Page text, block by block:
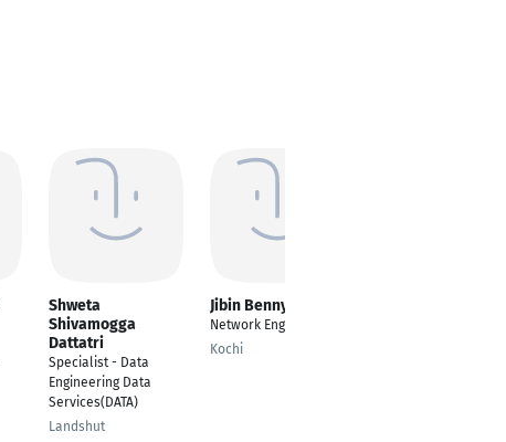
Shweta
Shivamogga
Dattatri
Specialist - Data
Engineering Data
Services(DATA)
Landshut
Jibin Benny
Network Engineer
Kochi